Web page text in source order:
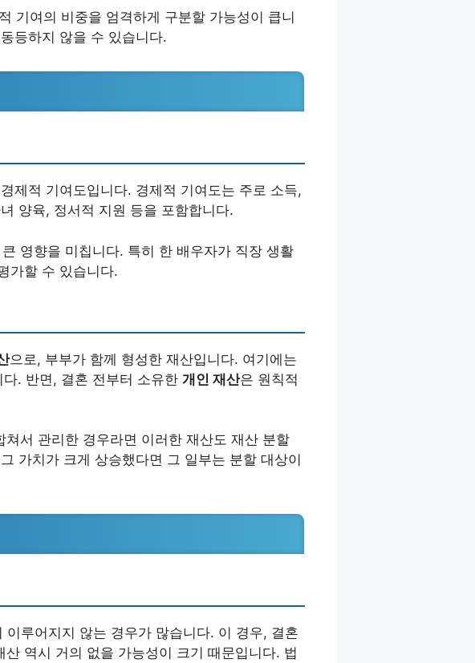
기여의 비중을 엄격하게 구분할 가능성이 큽니
등하지 않을 수 있습니다.
제적 기여도입니다. 경제적 기여도는 주로 소득,
양육, 정서적 지원 등을 포함합니다.
영향을 미칩니다. 특히 한 배우자가 직장 생활
가할 수 있습니다.
으로, 부부가 함께 형성한 재산입니다. 여기에는
. 반면, 결혼 전부터 소유한 개인 재산은 원칙적
서 관리한 경우라면 이러한 재산도 재산 분할
가치가 크게 상승했다면 그 일부는 분할 대상이
루어지지 않는 경우가 많습니다. 이 경우, 결혼
역시 거의 없을 가능성이 크기 때문입니다. 법